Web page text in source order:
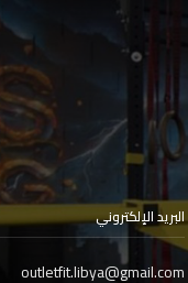
البريد الإلكتروني
outletfit.libya@gmail.com